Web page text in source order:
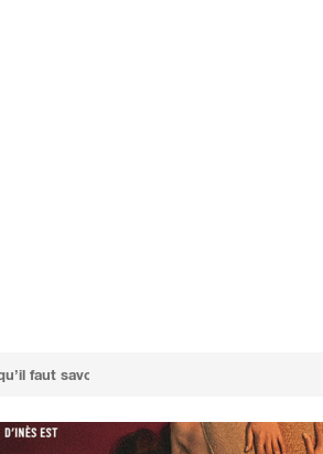
qui retrace la vie de l’icône du rap